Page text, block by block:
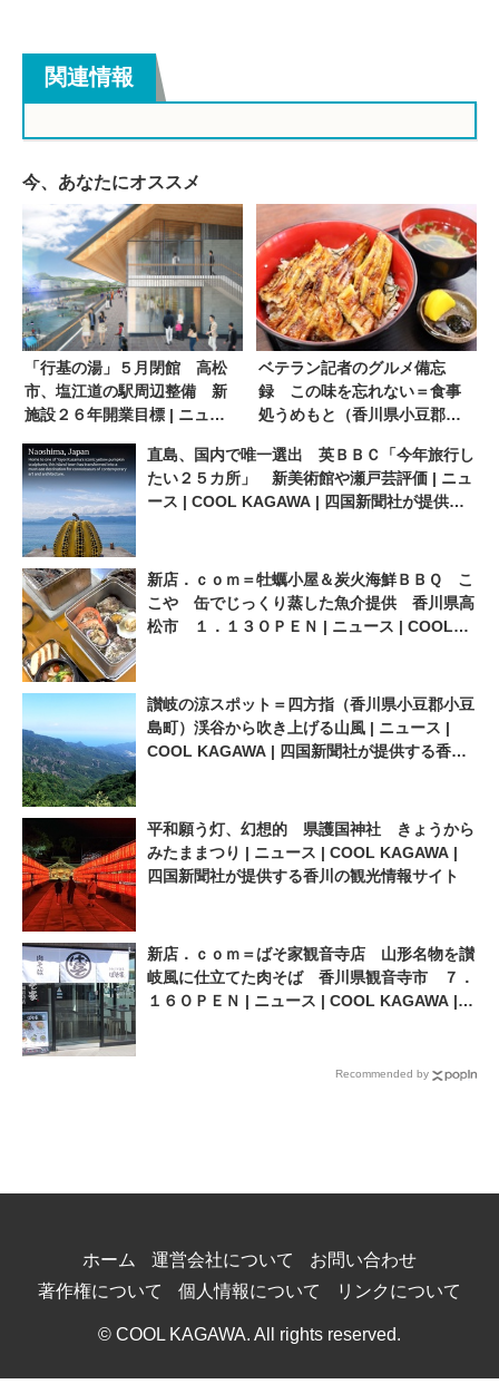
関連情報
今、あなたにオススメ
「行基の湯」５月閉館 高松
市、塩江道の駅周辺整備 新
施設２６年開業目標 | ニュー
聞社が提供する香川の観光情
報サイト
ベテラン記者のグルメ備忘
録 この味を忘れない＝食事
処うめもと（香川県小豆郡小
子丼 | ニュース | COOL
KAGAWA | 四国新聞社が提供
する香川の観光情報サイト
直島、国内で唯一選出 英ＢＢＣ「今年旅行し
たい２５カ所」 新美術館や瀬戸芸評価 | ニュ
ース | COOL KAGAWA | 四国新聞社が提供す
新店．ｃｏｍ＝牡蠣小屋＆炭火海鮮ＢＢＱ こ
こや 缶でじっくり蒸した魚介提供 香川県高
松市 １．１３ＯＰＥＮ | ニュース | COOL
讃岐の涼スポット＝四方指（香川県小豆郡小豆
島町）渓谷から吹き上げる山風 | ニュース |
COOL KAGAWA | 四国新聞社が提供する香川
平和願う灯、幻想的 県護国神社 きょうから
みたままつり | ニュース | COOL KAGAWA |
四国新聞社が提供する香川の観光情報サイト
新店．ｃｏｍ＝ばそ家観音寺店 山形名物を讃
岐風に仕立てた肉そば 香川県観音寺市 ７．
１６ＯＰＥＮ | ニュース | COOL KAGAWA |
Recommended by
ホーム 運営会社について
お問い合わせ
著作権について
個人情報について リンクについて
© COOL KAGAWA. All rights reserved.